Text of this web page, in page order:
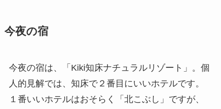
今夜の宿
今夜の宿は、「Kiki知床ナチュラルリゾート」。個
人的見解では、知床で２番目にいいホテルです。
１番いいホテルはおそらく「北こぶし」ですが、